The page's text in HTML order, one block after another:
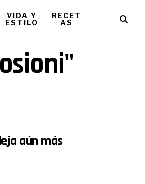
VIDA Y
ESTILO
RECET
AS
aún más